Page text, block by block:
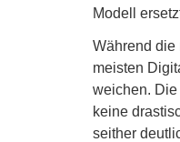
Modell
Während die
meisten
weichen.
keine
seither